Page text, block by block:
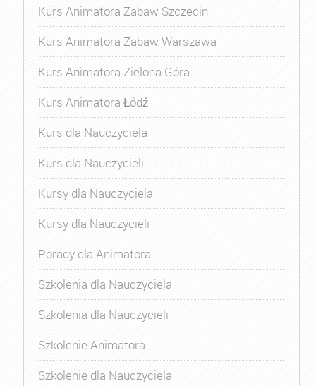
Kurs Animatora Zabaw Szczecin
Kurs Animatora Zabaw Warszawa
Kurs Animatora Zielona Góra
Kurs Animatora Łódź
Kurs dla Nauczyciela
Kurs dla Nauczycieli
Kursy dla Nauczyciela
Kursy dla Nauczycieli
Porady dla Animatora
Szkolenia dla Nauczyciela
Szkolenia dla Nauczycieli
Szkolenie Animatora
Szkolenie dla Nauczyciela